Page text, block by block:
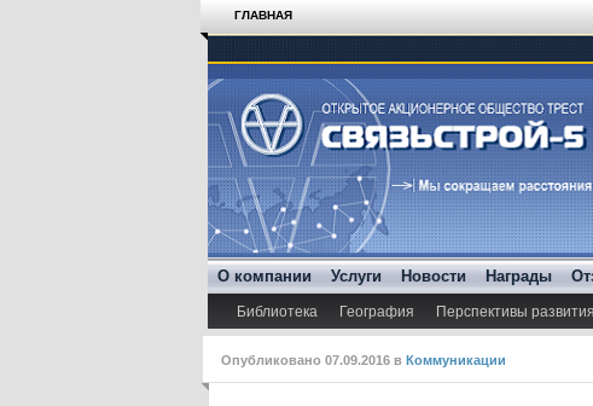
ГЛАВНАЯ
О компании Услуги Новости Награды
Библиотека География Перспективы развития
Опубликовано 07.09.2016 в Коммуникации